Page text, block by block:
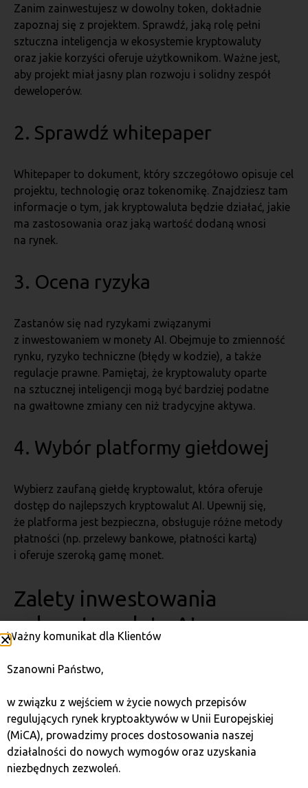
Zanim zainwestujesz w dowolny token, dokładnie
zapoznaj się z projektem. Sprawdź, jaką rolę pełni
sztuczna inteligencja w ekosystemie kryptowaluty
oraz jakie korzyści oferuje użytkownikom. Ważne jest,
aby projekt miał jasny plan rozwoju i solidny zespół
deweloperów.
2. Sprawdź whitepaper
Whitepaper to dokument, który szczegółowo opisuje cel
projektu, technologię oraz tokenomikę. Znajdziesz tam
informacje o tym, jak kryptowaluta będzie działać, jakie
ma zastosowania oraz jaką wartość dodaną wnosi
na rynek.
3. Ocena ryzyka
Zastanów się nad ryzykami związanymi
z inwestowaniem w monety AI. Obejmuje to zmienność
rynku, ryzyko techniczne (błędy w kodzie), a także
regulacje prawne. Pamiętaj, że kryptowaluty oparte
na sztucznej inteligencji mogą być bardziej podatne
na gwałtowne zmiany cen niż tradycyjne aktywa.
4. Wybór platformy giełdowej
Wybierz zaufaną giełdę kryptowalut, która oferuje
dostęp do najlepszych kryptowalut AI. Upewnij się,
że platforma jest bezpieczna, obsługuje różne metody
płatności (np. przelewy bankowe, płatności kartą)
i oferuje szeroką gamę monet.
Zalety inwestowania
w kryptowaluty AI
1. Wysoki potencjał wzrostu
Kryptowaluty AI łączą zalety technologii blockchain
i sztucznej inteligencji, co czyni je atrakcyjną opcją
inwestycyjną. Ich unikalne zastosowania, takie jak
zarządzanie danymi czy automatyzacja handlu,
przyciągają inwestorów, którzy widzą w nich potencjał
Ważny komunikat dla Klientów
Szanowni Państwo,
w związku z wejściem w życie nowych przepisów
regulujących rynek kryptoaktywów w Unii Europejskiej
(MiCA), prowadzimy proces dostosowania naszej
działalności do nowych wymogów oraz uzyskania
niezbędnych zezwoleń.